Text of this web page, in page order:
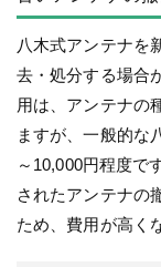
八木式アンテナを
去・処分する場合
用は、アンテナの
ますが、一般的な
～10,000円程度で
されたアンテナの
ため、費用が高く